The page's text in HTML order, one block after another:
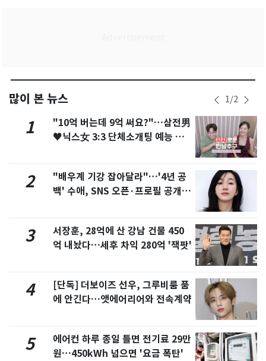
많이 본 뉴스 1/2
1
"10억 버는데 9억 써요?"…삼전男
♥닉스女 3:3 단체소개팅 예능 화
2
"배우계 기강 잡아달라"…'4년 공
백' 수애, SNS 오픈·프로필 공개
3
서장훈, 28억에 산 강남 건물 450
억 내놨다…세후 차익 280억 '잭팟'
4
[단독] 더보이즈 선우, 그루비룸 품
에 안긴다…앳에어리어와 전속계약
5
에어컨 하루 종일 틀면 전기료 29만
원…450kWh 넘으면 '요금 폭탄'